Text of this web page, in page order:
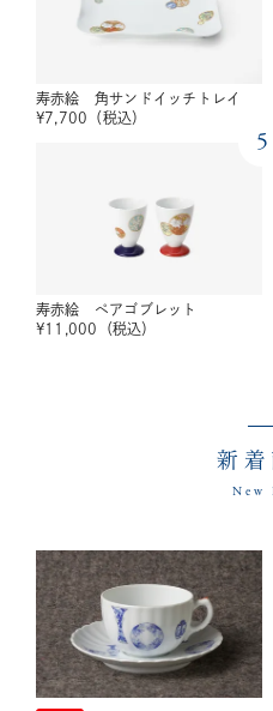
寿赤絵 角サンドイッチトレイ
¥7,700 （税込）
5
寿赤絵 ペアゴブレット
¥11,000 （税込）
新
New